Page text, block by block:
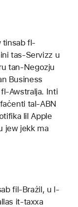
tinsab fl-
tas-Servizz u
tan-Negozju
Business
Awstralja. Inti
tal-ABN
lil Apple
jew jekk ma
fil-Brażil, u l-
it-taxxa